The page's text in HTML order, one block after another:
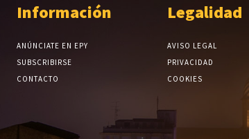
Información
ANÚNCIATE EN EPY
SUBSCRIBIRSE
CONTACTO
Legalidad
AVISO LEGAL
PRIVACIDAD
COOKIES